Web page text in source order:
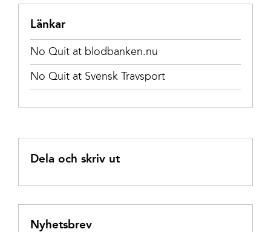
Länkar
No Quit at blodbanken.nu
No Quit at Svensk Travsport
Dela och skriv ut
Nyhetsbrev